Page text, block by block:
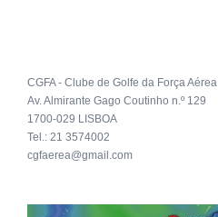
CGFA - Clube de Golfe da Força Aérea
Av. Almirante Gago Coutinho n.º 129
1700-029 LISBOA
Tel.: 21 3574002
cgfaerea@gmail.com